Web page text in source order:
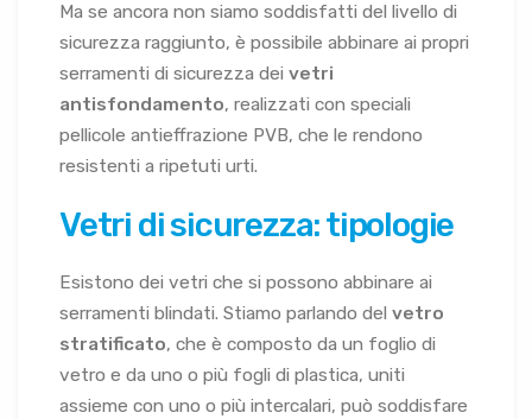
Ma se ancora non siamo soddisfatti del livello di
sicurezza raggiunto, è possibile abbinare ai propri
serramenti di sicurezza dei vetri
antisfondamento, realizzati con speciali
pellicole antieffrazione PVB, che le rendono
resistenti a ripetuti urti.
Vetri di sicurezza: tipologie
Esistono dei vetri che si possono abbinare ai
serramenti blindati. Stiamo parlando del vetro
stratificato, che è composto da un foglio di
vetro e da uno o più fogli di plastica, uniti
assieme con uno o più intercalari, può soddisfare